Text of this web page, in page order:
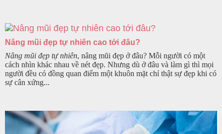
Nâng mũi đẹp tự nhiên cao tới đâu?
Nâng mũi đẹp tự nhiên, nâng mũi đẹp ở đâu? Mỗi người có một
cách nhìn khác nhau về nét đẹp. Nhưng dù ở đâu và làm gì thì mọi
người đều có đồng quan điểm một khuôn mặt chỉ thật sự đẹp khi có
sự cân xứng...